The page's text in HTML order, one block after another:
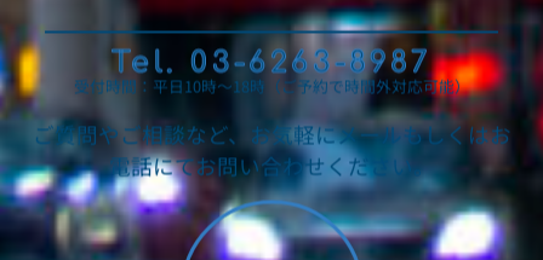
Tel. 03-6263-8987
受付時間：平日10時～18時（ご予約で時間外対応可能）
ご質問やご相談など、お気軽にメールもしくはお
電話にてお問い合わせください。